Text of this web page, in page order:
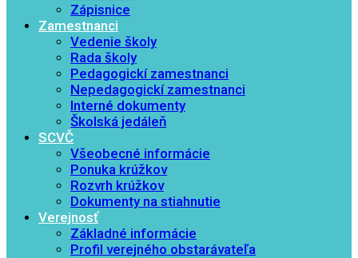
Zápisnice
Zamestnanci
Vedenie školy
Rada školy
Pedagogickí zamestnanci
Nepedagogickí zamestnanci
Interné dokumenty
Školská jedáleň
SCVČ
Všeobecné informácie
Ponuka krúžkov
Rozvrh krúžkov
Dokumenty na stiahnutie
Verejnosť
Základné informácie
Profil verejného obstarávateľa